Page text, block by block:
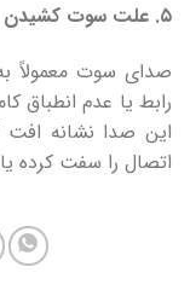
۵. علت سوت کشیدن
صدای سوت معمولاً
رابط یا عدم
این صدا نشانه
اتصال را سفت کرده